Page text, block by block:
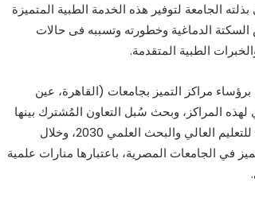
الجامعة لتوفير هذه الخدمة الطبية المتميزة
الدماغية وخطورته وتسببه فى حالات
الطبية المتقدمة.
برؤساء مراكز التميز بجامعات (القاهرة، عين
المراكز، وبحث سُبل التعاون المُشترك بينها
في إطار تحقيق مبدأ التكامل الذي تنص عليه الإستراتيجية الوطنية للتعليم العالي والبحث العلمي 2030، وخلال
في الجامعات المصرية، باعتبارها منارات علمية